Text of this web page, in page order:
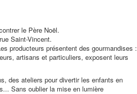
le Père Noël.
Saint-Vincent.
producteurs présentent des gourmandises :
artisans et particuliers, exposent leurs
des ateliers pour divertir les enfants en
Sans oublier la mise en lumière